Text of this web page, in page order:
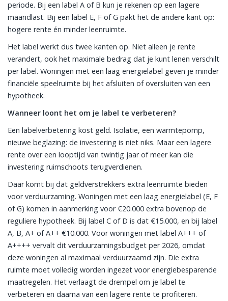
periode. Bij een label A of B kun je rekenen op een lagere
maandlast. Bij een label E, F of G pakt het de andere kant op:
hogere rente én minder leenruimte.
Het label werkt dus twee kanten op. Niet alleen je rente
verandert, ook het maximale bedrag dat je kunt lenen verschilt
per label. Woningen met een laag energielabel geven je minder
financiële speelruimte bij het afsluiten of oversluiten van een
hypotheek.
Wanneer loont het om je label te verbeteren?
Een labelverbetering kost geld. Isolatie, een warmtepomp,
nieuwe beglazing: de investering is niet niks. Maar een lagere
rente over een looptijd van twintig jaar of meer kan die
investering ruimschoots terugverdienen.
Daar komt bij dat geldverstrekkers extra leenruimte bieden
voor verduurzaming. Woningen met een laag energielabel (E, F
of G) komen in aanmerking voor €20.000 extra bovenop de
reguliere hypotheek. Bij label C of D is dat €15.000, en bij label
A, B, A+ of A++ €10.000. Voor woningen met label A+++ of
A++++ vervalt dit verduurzamingsbudget per 2026, omdat
deze woningen al maximaal verduurzaamd zijn. Die extra
ruimte moet volledig worden ingezet voor energiebesparende
maatregelen. Het verlaagt de drempel om je label te
verbeteren en daarna van een lagere rente te profiteren.